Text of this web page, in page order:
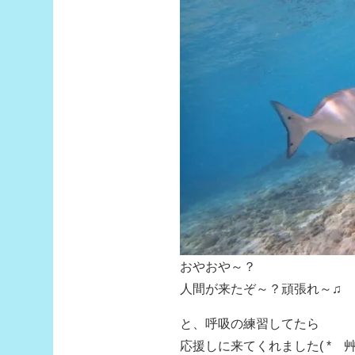
おやおや～？
人間が来たぞ～？頑張れ～♫
と、呼吸の練習してたら
応援しに来てくれました( *´